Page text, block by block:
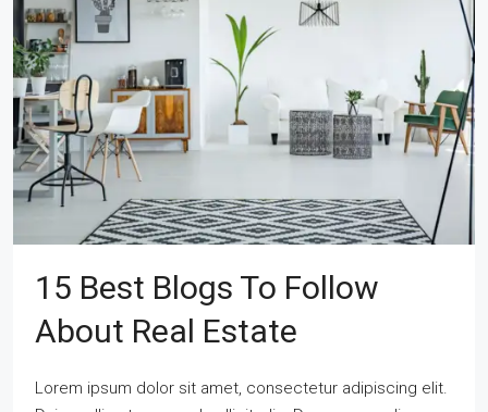
15 Best Blogs To Follow
About Real Estate
Lorem ipsum dolor sit amet, consectetur adipiscing elit.